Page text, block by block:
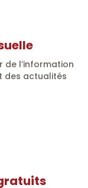
l’information
des actualités